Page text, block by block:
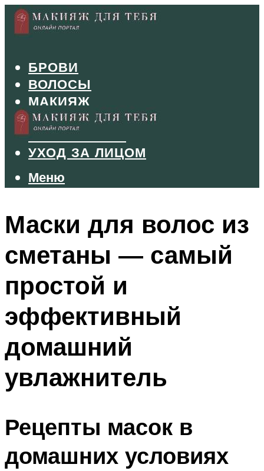
БРОВИ
ВОЛОСЫ
МАКИЯЖ
МАНИКЮР
ТУШЬ И ТЕНИ
УХОД ЗА ЛИЦОМ
Меню
Меню
Маски для волос из
сметаны — самый
простой и
эффективный
домашний
увлажнитель
Рецепты масок в
домашних условиях